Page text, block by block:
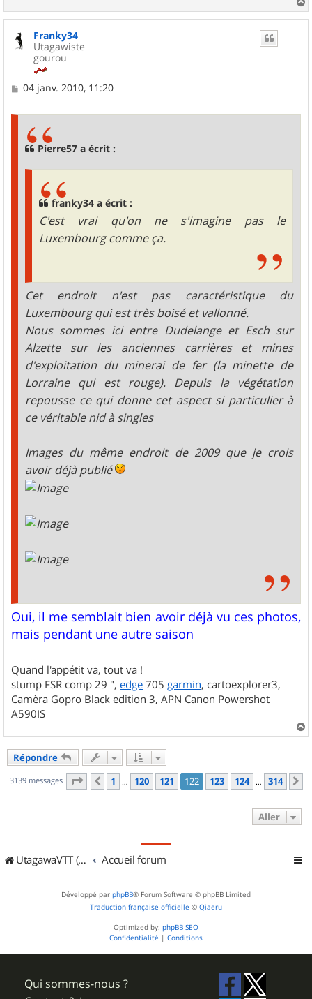
a
Franky34
Utagawiste
gourou
M
04 janv. 2010, 11:20
Pierre57 a écrit :
franky34 a écrit :
C'est vrai qu'on ne s'imagine pas le
Luxembourg comme ça.
Cet endroit n'est pas caractéristique du
Luxembourg qui est très boisé et vallonné.
Nous sommes ici entre Dudelange et Esch sur
Alzette sur les anciennes carrières et mines
d'exploitation du minerai de fer (la minette de
Lorraine qui est rouge). Depuis la végétation
repousse ce qui donne cet aspect si particulier à
ce véritable nid à singles
Images du même endroit de 2009 que je crois
avoir déjà publié
Oui, il me semblait bien avoir déjà vu ces photos,
mais pendant une autre saison
Quand l'appétit va, tout va !
stump FSR comp 29 ", edge 705 garmin, cartoexplorer3,
Camèra Gopro Black edition 3, APN Canon Powershot
A590IS
a
Répondre
3139 messages Page 122 sur314
Précédent
1 … 120 121 122 123 124 … 314
Aller
UtagawaVTT (Randos VTT et VTTAE avec traces GPS) Accueil forum
Développé par phpBB® Forum Software © phpBB Limited
Traduction française officielle © Qiaeru
Optimized by: phpBB SEO
Confidentialité | Conditions
Qui sommes-nous ?